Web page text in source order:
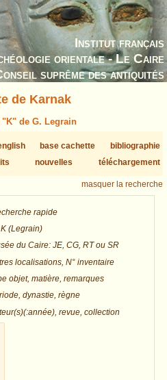
Institut français
orientale - Le Caire
suprême des antiquités
de Karnak
de G. Legrain
base cachette
bibliographie
nouvelles téléchargement
masquer la recherche
rapide
K (Legrain)
du Caire: JE, CG, RT ou SR
localisations, N° inventaire
objet, matière, remarques
dynastie, règne
revue, collection